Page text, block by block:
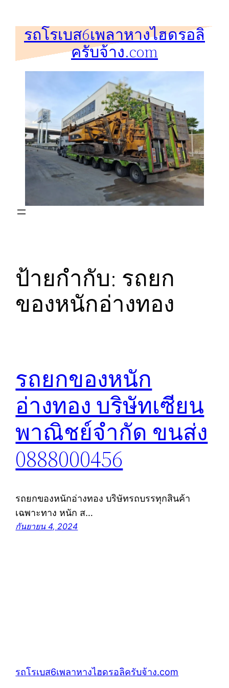
รถโรเบส6เพลาหางไฮดรอลิ
ครับจ้าง.com
ป้ายกำกับ: รถยก
ของหนักอ่างทอง
รถยกของหนัก
อ่างทอง บริษัทเซียน
พาณิชย์จำกัด ขนส่ง
0888000456
รถยกของหนักอ่างทอง บริษัทรถบรรทุกสินค้า
เฉพาะทาง หนัก ส…
กันยายน 4, 2024
รถโรเบส6เพลาหางไฮดรอลิครับจ้าง.com